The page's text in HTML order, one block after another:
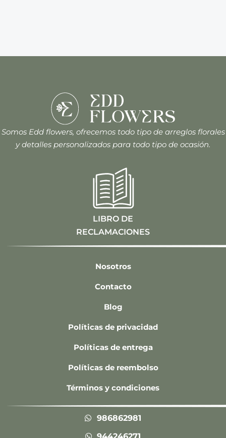
Somos Edd flowers, ofrecemos todo tipo de arreglos florales
y detalles personalizados para todo tipo de ocasión.
LIBRO DE
RECLAMACIONES
Nosotros
Contacto
Blog
Políticas de privacidad
Políticas de entrega
Políticas de reembolso
Términos y condiciones
986862981